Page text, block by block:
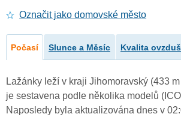
Označit jako domovské město
Počasí Slunce a Měsíc Kvalita
Lažánky leží v kraji Jihomoravský (433
je sestavena podle několika modelů
Naposledy byla aktualizována dnes v